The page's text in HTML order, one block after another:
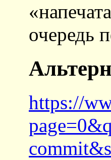
очередь
https://